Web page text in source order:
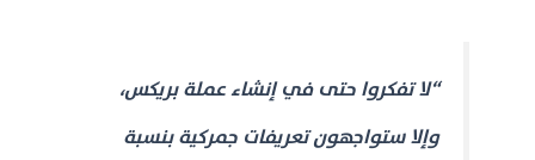
“لا تفكروا حتى في إنشاء عملة بريكس،
وإلا ستواجهون تعريفات جمركية بنسبة